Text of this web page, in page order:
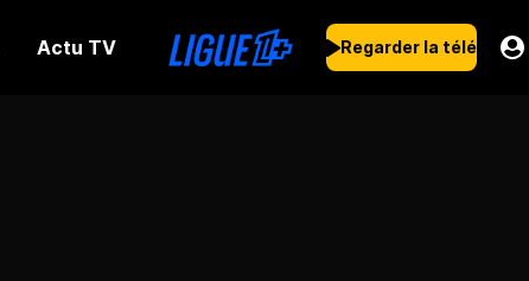
Actu TV Regarder la télé